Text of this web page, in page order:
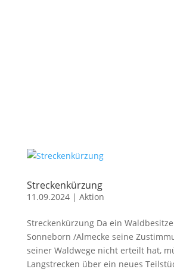
Streckenkürzung
11.09.2024| Aktion
Streckenkürzung Da ein
Sonneborn /Almecke seine
seiner Waldwege nicht erteilt hat,
Langstrecken über ein neues